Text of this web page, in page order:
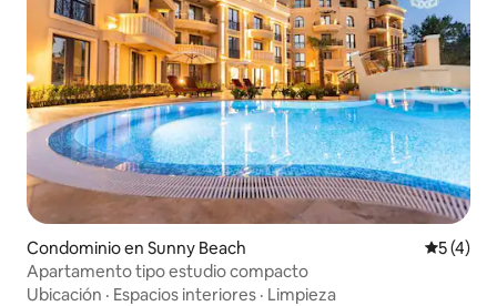
Condominio en Sunny Beach
5 (4)
Apartamento tipo estudio compacto
Ubicación · Espacios interiores · Limpieza